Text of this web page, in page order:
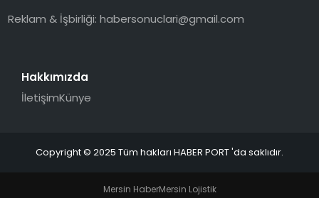
Reklam & İşbirliği:habersonuclari@gmail.com
Hakkımızda
İletişimKünye
Copyright © 2025 Tüm hakları HABER PORT 'da saklıdır.
Mersin HaberMersin Lojistik